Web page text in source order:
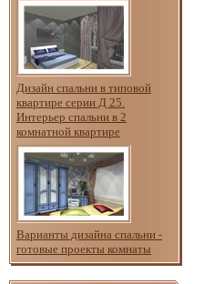
Дизайн спальни в типовой
квартире серии Д 25.
Интерьер спальни в 2
комнатной квартире
Варианты дизайна спальни -
готовые проекты комнаты